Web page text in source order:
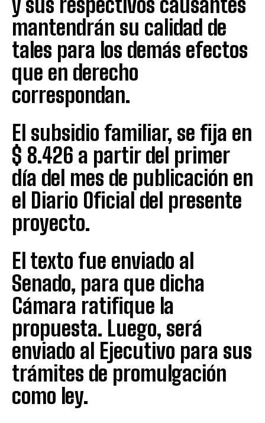
y sus respectivos causantes
mantendrán su calidad de
tales para los demás efectos
que en derecho
correspondan.
El subsidio familiar, se fija en
$ 8.426 a partir del primer
día del mes de publicación en
el Diario Oficial del presente
proyecto.
El texto fue enviado al
Senado, para que dicha
Cámara ratifique la
propuesta. Luego, será
enviado al Ejecutivo para sus
trámites de promulgación
como ley.